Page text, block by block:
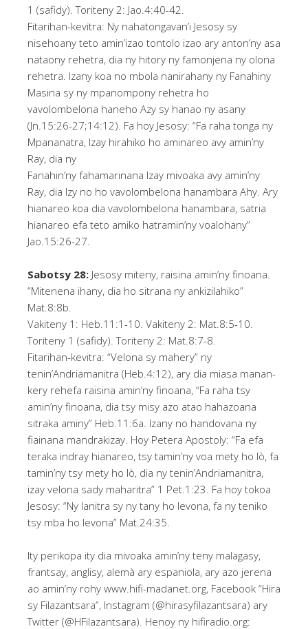
1 (safidy). Toriteny 2: Jao.4:40-42.
Fitarihan-kevitra: Ny nahatongavan’i Jesosy sy
nisehoany teto amin’izao tontolo izao ary anton’ny asa
nataony rehetra, dia ny hitory ny famonjena ny olona
rehetra. Izany koa no mbola nanirahany ny Fanahiny
Masina sy ny mpanompony rehetra ho
vavolombelona haneho Azy sy hanao ny asany
(Jn.15:26-27;14:12). Fa hoy Jesosy: “Fa raha tonga ny
Mpananatra, Izay hirahiko ho aminareo avy amin’ny
Ray, dia ny
Fanahin’ny fahamarinana Izay mivoaka avy amin’ny
Ray, dia Izy no ho vavolombelona hanambara Ahy. Ary
hianareo koa dia vavolombelona hanambara, satria
hianareo efa teto amiko hatramin’ny voalohany”
Jao.15:26-27.
Sabotsy 28: Jesosy miteny, raisina amin’ny finoana.
“Mitenena ihany, dia ho sitrana ny ankizilahiko”
Mat.8:8b.
Vakiteny 1: Heb.11:1-10. Vakiteny 2: Mat.8:5-10.
Toriteny 1 (safidy). Toriteny 2: Mat.8:7-8.
Fitarihan-kevitra: “Velona sy mahery” ny
tenin’Andriamanitra (Heb.4:12), ary dia miasa manan-
kery rehefa raisina amin’ny finoana, “Fa raha tsy
amin’ny finoana, dia tsy misy azo atao hahazoana
sitraka aminy” Heb.11:6a. Izany no handovana ny
fiainana mandrakizay. Hoy Petera Apostoly: “Fa efa
teraka indray hianareo, tsy tamin’ny voa mety ho lò, fa
tamin’ny tsy mety ho lò, dia ny tenin’Andriamanitra,
izay velona sady maharitra” 1 Pet.1:23. Fa hoy tokoa
Jesosy: “Ny lanitra sy ny tany ho levona, fa ny teniko
tsy mba ho levona” Mat.24:35.
Ity perikopa ity dia mivoaka amin’ny teny malagasy,
frantsay, anglisy, alemà ary espaniola, ary azo jerena
ao amin’ny rohy www.hifi-madanet.org, Facebook “Hira
sy Filazantsara”, Instagram (@hirasyfilazantsara) ary
Twitter (@HFilazantsara). Henoy ny hifiradio.org: